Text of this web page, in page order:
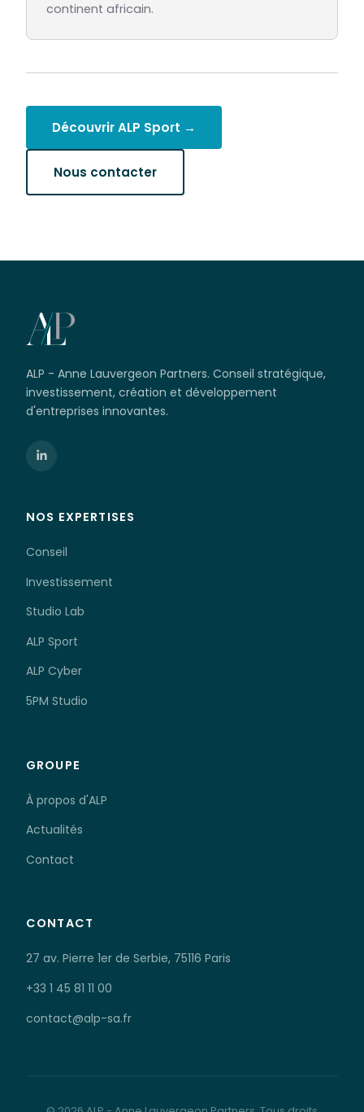
continent africain.
Découvrir ALP Sport →
Nous contacter
ALP - Anne Lauvergeon Partners. Conseil stratégique,
investissement, création et développement
d'entreprises innovantes.
NOS EXPERTISES
Conseil
Investissement
Studio Lab
ALP Sport
ALP Cyber
5PM Studio
GROUPE
À propos d'ALP
Actualités
Contact
CONTACT
27 av. Pierre 1er de Serbie, 75116 Paris
+33 1 45 81 11 00
contact@alp-sa.fr